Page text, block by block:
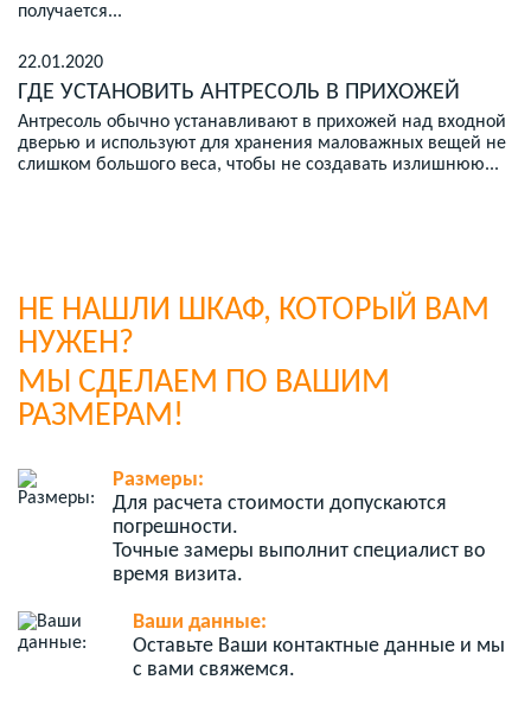
получается...
22.01.2020
ГДЕ УСТАНОВИТЬ АНТРЕСОЛЬ В ПРИХОЖЕЙ
Антресоль обычно устанавливают в прихожей над входной
дверью и используют для хранения маловажных вещей не
слишком большого веса, чтобы не создавать излишнюю...
НЕ НАШЛИ ШКАФ, КОТОРЫЙ ВАМ
НУЖЕН?
МЫ СДЕЛАЕМ ПО ВАШИМ
РАЗМЕРАМ!
Размеры:
Для расчета стоимости допускаются
погрешности.
Точные замеры выполнит специалист во
время визита.
Ваши данные:
Оставьте Ваши контактные данные и мы
с вами свяжемся.